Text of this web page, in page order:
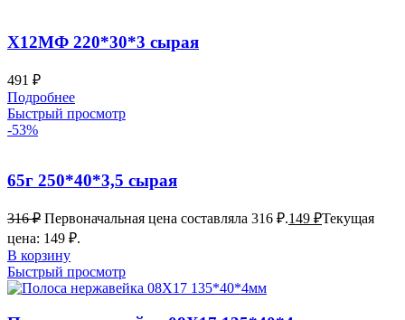
Х12МФ 220*30*3 сырая
491 ₽
Подробнее
Быстрый просмотр
-53%
65г 250*40*3,5 сырая
316₽ Первоначальная цена составляла 316 ₽.149 ₽Текущая
цена: 149 ₽.
В корзину
Быстрый просмотр